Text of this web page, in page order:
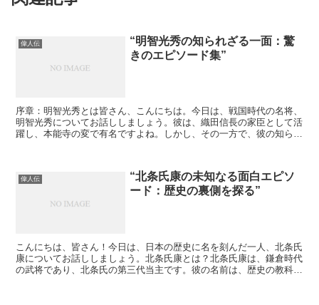
偉人伝
“明智光秀の知られざる一面：驚
きのエピソード集”
序章：明智光秀とは皆さん、こんにちは。今日は、戦国時代の名将、
明智光秀についてお話ししましょう。彼は、織田信長の家臣として活
躍し、本能寺の変で有名ですよね。しかし、その一方で、彼の知られ
偉人伝
“北条氏康の未知なる面白エピソ
ード：歴史の裏側を探る”
こんにちは、皆さん！今日は、日本の歴史に名を刻んだ一人、北条氏
康についてお話ししましょう。北条氏康とは？北条氏康は、鎌倉時代
の武将であり、北条氏の第三代当主です。彼の名前は、歴史の教科書